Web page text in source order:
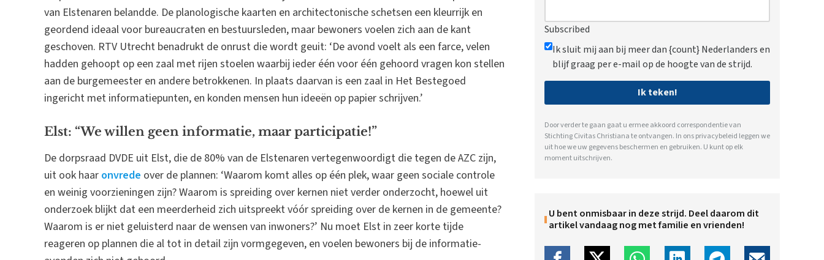
van Elstenaren belandde. De planologische kaarten en architectonische schetsen een kleurrijk en
geordend ideaal voor bureaucraten en bestuursleden, maar bewoners voelen zich aan de kant
geschoven. RTV Utrecht benadrukt de onrust die wordt geuit: ‘De avond voelt als een farce, velen
hadden gehoopt op een zaal met rijen stoelen waarbij ieder één voor één gehoord vragen kon stellen
aan de burgemeester en andere betrokkenen. In plaats daarvan is een zaal in Het Bestegoed
ingericht met informatiepunten, en konden mensen hun ideeën op papier schrijven.’
Elst: “We willen geen informatie, maar participatie!”
De dorpsraad DVDE uit Elst, die de 80% van de Elstenaren vertegenwoordigt die tegen de AZC zijn,
uit ook haar onvrede over de plannen: ‘Waarom komt alles op één plek, waar geen sociale controle
en weinig voorzieningen zijn? Waarom is spreiding over kernen niet verder onderzocht, hoewel uit
onderzoek blijkt dat een meerderheid zich uitspreekt vóór spreiding over de kernen in de gemeente?
Waarom is er niet geluisterd naar de wensen van inwoners?’ Nu moet Elst in zeer korte tijde
reageren op plannen die al tot in detail zijn vormgegeven, en voelen bewoners bij de informatie-
Subscribed
Ik sluit mij aan bij meer dan {count} Nederlanders en
blijf graag per e-mail op de hoogte van de strijd.
Ik teken!
Door verder te gaan gaat u ermee akkoord correspondentie van
Stichting Civitas Christiana te ontvangen. In onsprivacybeleid leggen we
uit hoe we uw gegevens beschermen en gebruiken. U kunt op elk
moment uitschrijven.
U bent onmisbaar in deze strijd. Deel daarom dit
artikel vandaag nog met familie en vrienden!